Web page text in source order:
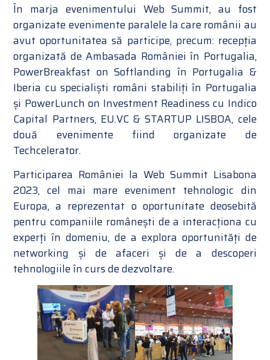
În marja evenimentului Web Summit, au fost
organizate evenimente paralele la care românii au
avut oportunitatea să participe, precum: recepția
organizată de Ambasada României în Portugalia,
PowerBreakfast on Softlanding în Portugalia &
Iberia cu specialiști români stabiliți în Portugalia
și PowerLunch on Investment Readiness cu Indico
Capital Partners, EU.VC & STARTUP LISBOA, cele
două evenimente fiind organizate de
Techcelerator.
Participarea României la Web Summit Lisabona
2023, cel mai mare eveniment tehnologic din
Europa, a reprezentat o oportunitate deosebită
pentru companiile românești de a interacționa cu
experți în domeniu, de a explora oportunități de
networking și de afaceri și de a descoperi
tehnologiile în curs de dezvoltare.